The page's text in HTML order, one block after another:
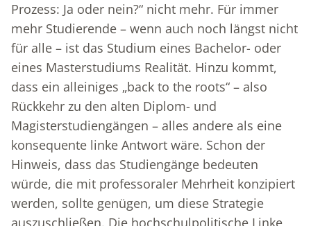
Prozess: Ja oder nein?“ nicht mehr. Für immer
mehr Studierende – wenn auch noch längst nicht
für alle – ist das Studium eines Bachelor- oder
eines Masterstudiums Realität. Hinzu kommt,
dass ein alleiniges „back to the roots“ – also
Rückkehr zu den alten Diplom- und
Magisterstudiengängen – alles andere als eine
konsequente linke Antwort wäre. Schon der
Hinweis, dass das Studiengänge bedeuten
würde, die mit professoraler Mehrheit konzipiert
werden, sollte genügen, um diese Strategie
auszuschließen. Die hochschulpolitische Linke